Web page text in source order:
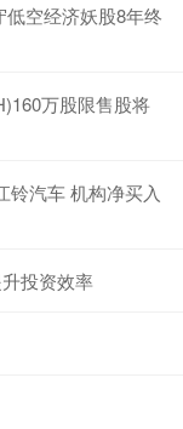
空经济妖股8年终
万股限售股将
铃汽车 机构净买入
投资效率